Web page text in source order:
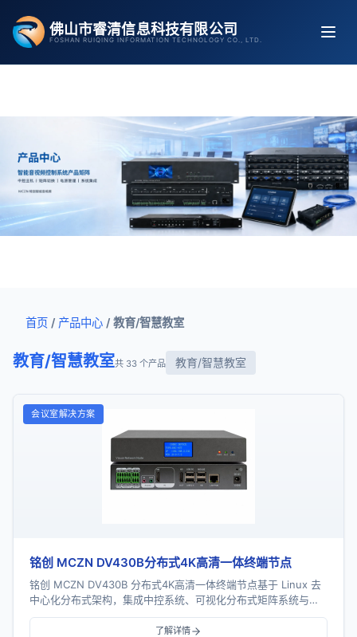
容
佛山市睿清信息科技有限公司
FOSHAN RUIQING INFORMATION TECHNOLOGY CO., LTD.
首页 / 产品中心 / 教育/智慧教室
教育/智慧教室共 33 个产品 教育/智慧教室
会议室解决方案
铭创 MCZN DV430B分布式4K高清一体终端节点
铭创 MCZN DV430B 分布式4K高清一体终端节点基于 Linux 去
中心化分布式架构，集成中控系统、可视化分布式矩阵系统与可
视化播控系统三大核心功能，支...
了解详情